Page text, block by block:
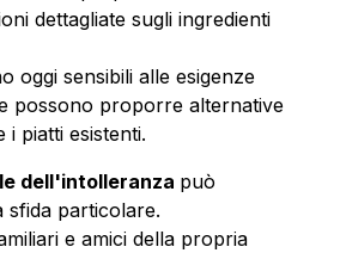
dettagliate sugli ingredienti
oggi sensibili alle esigenze
possono proporre alternative
i piatti esistenti.
dell'intolleranza può
sfida particolare.
e amici della propria